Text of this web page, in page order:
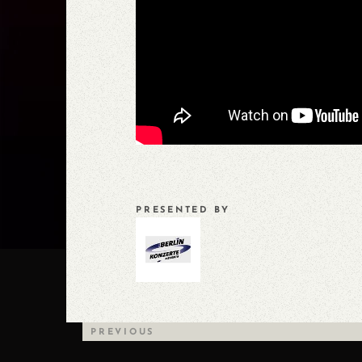
PRESENTED BY
PREVIOUS